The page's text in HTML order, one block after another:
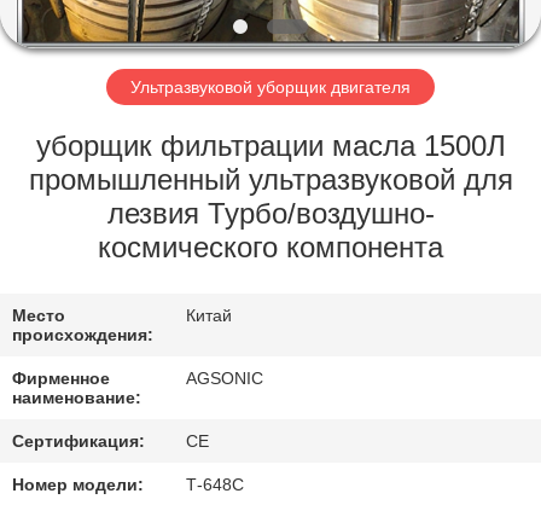
ШОУ
НАС
ПУТЕШЕСТВИЕ
ФАБРИКИ
ПРОВЕРКА
КАЧЕСТВА
СВЯЖИТЕСЬ
МЫ
Ультразвуковой уборщик двигателя
уборщик фильтрации масла 1500Л
промышленный ультразвуковой для
лезвия Турбо/воздушно-
космического компонента
Место
происхождения:
Китай
Фирменное
наименование:
AGSONIC
Сертификация: CE
Номер модели: Т-648С